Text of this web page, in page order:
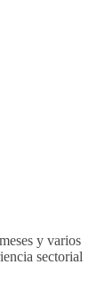
y varios
sectorial